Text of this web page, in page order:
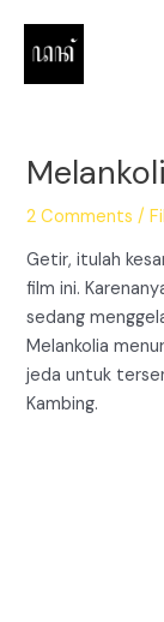
content
2 Comments /
Getir, itulah
film ini.
sedang
Melankolia
jeda untuk
Kambing.